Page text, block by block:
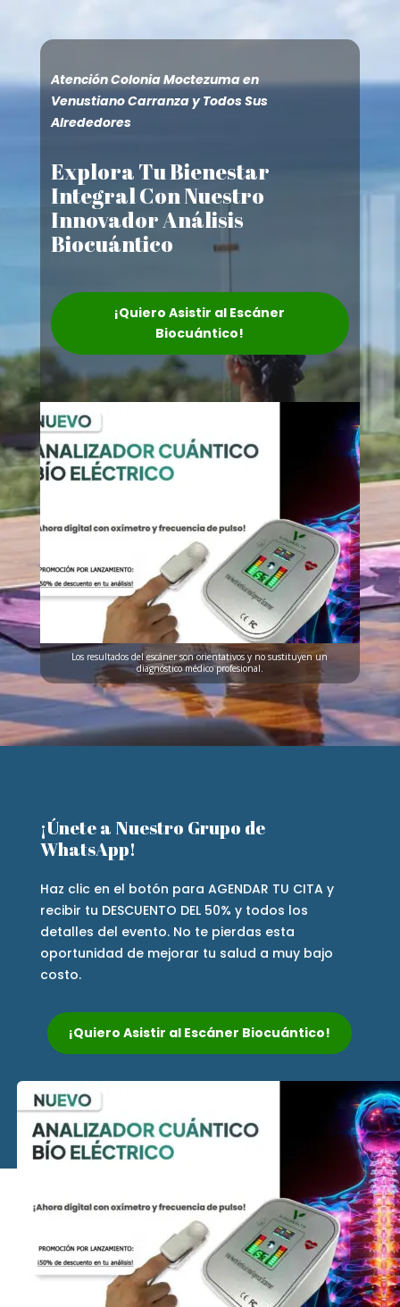
Atención Colonia Moctezuma en
Venustiano Carranza y Todos Sus
Alrededores
Explora Tu Bienestar
Integral Con Nuestro
Innovador Análisis
Biocuántico
¡Quiero Asistir al Escáner
Biocuántico!
Los resultados del escáner son orientativos y no sustituyen un
diagnóstico médico profesional.
¡Únete a Nuestro Grupo de
WhatsApp!
Haz clic en el botón para AGENDAR TU CITA y
recibir tu DESCUENTO DEL 50% y todos los
detalles del evento. No te pierdas esta
oportunidad de mejorar tu salud a muy bajo
costo.
¡Quiero Asistir al Escáner Biocuántico!